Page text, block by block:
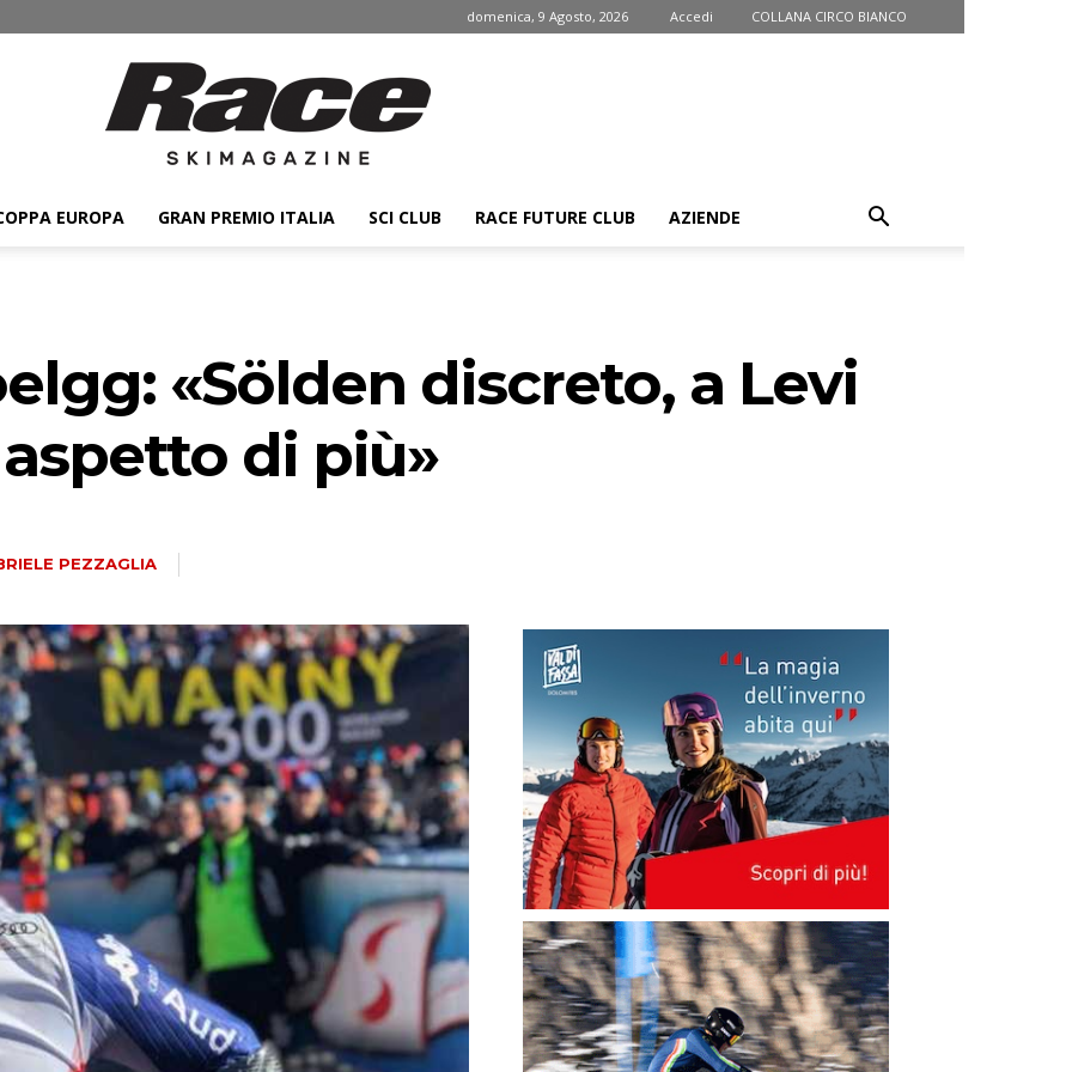
domenica, 9 Agosto, 2026 Accedi COLLANA CIRCO BIANCO
ski
EUROPA GRAN PREMIO ITALIA SCI CLUB RACE FUTURE CLUB AZIENDE
«Sölden discreto, a Levi
di più»
PEZZAGLIA